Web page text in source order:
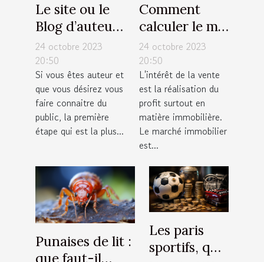
Le site ou le
Blog d’auteur
: Comment
s’en occuper
pour une
large
visibilité ?
24 octobre 2023
20:50
Si vous êtes auteur et
que vous désirez vous
faire connaitre du
public, la première
étape qui est la plus...
Comment
calculer le m²
?
24 octobre 2023
20:50
L'intérêt de la vente
est la réalisation du
profit surtout en
matière immobilière.
Le marché immobilier
est...
Punaises de lit :
que faut-il
Les paris
sportifs, que